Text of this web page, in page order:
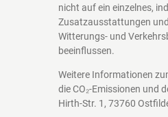
nicht auf ein einzelnes,
Zusatzausstattungen
Witterungs- und
beeinflussen.
Weitere Informationen
die CO₂-Emissionen und
Hirth-Str. 1, 73760